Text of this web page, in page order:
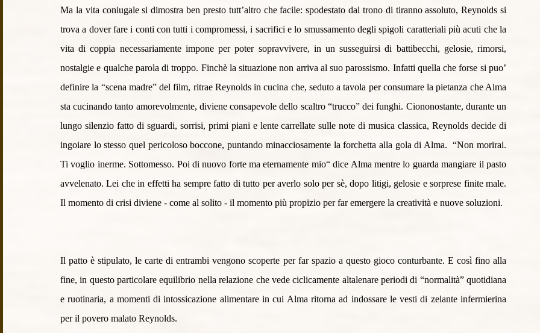
Ma la vita coniugale si dimostra ben presto tutt’altro che facile: spodestato dal trono di tiranno assoluto, Reynolds si
trova a dover fare i conti con tutti i compromessi, i sacrifici e lo smussamento degli spigoli caratteriali più acuti che la
vita di coppia necessariamente impone per poter sopravvivere, in un susseguirsi di battibecchi, gelosie, rimorsi,
nostalgie e qualche parola di troppo. Finchè la situazione non arriva al suo parossismo. Infatti quella che forse si puo’
definire la “scena madre” del film, ritrae Reynolds in cucina che, seduto a tavola per consumare la pietanza che Alma
sta cucinando tanto amorevolmente, diviene consapevole dello scaltro “trucco” dei funghi. Ciononostante, durante un
lungo silenzio fatto di sguardi, sorrisi, primi piani e lente carrellate sulle note di musica classica, Reynolds decide di
ingoiare lo stesso quel pericoloso boccone, puntando minacciosamente la forchetta alla gola di Alma.  “Non morirai.
Ti voglio inerme. Sottomesso. Poi di nuovo forte ma eternamente mio“ dice Alma mentre lo guarda mangiare il pasto
avvelenato. Lei che in effetti ha sempre fatto di tutto per averlo solo per sè, dopo litigi, gelosie e sorprese finite male.
Il momento di crisi diviene - come al solito - il momento più propizio per far emergere la creatività e nuove soluzioni.
Il patto è stipulato, le carte di entrambi vengono scoperte per far spazio a questo gioco conturbante. E così fino alla
fine, in questo particolare equilibrio nella relazione che vede ciclicamente altalenare periodi di “normalità” quotidiana
e ruotinaria, a momenti di intossicazione alimentare in cui Alma ritorna ad indossare le vesti di zelante infermierina
per il povero malato Reynolds.